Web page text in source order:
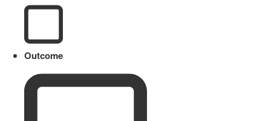
Outcome